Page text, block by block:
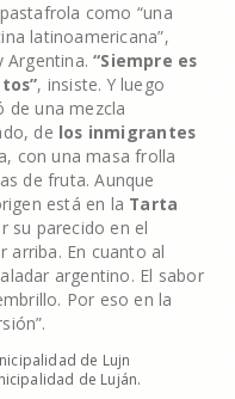
como “una
latinoamericana”,
Argentina.“Siempre es
, insiste. Y luego
de una mezcla
de los inmigrantes
con una masa frolla
de fruta. Aunque
está en la Tarta
su parecido en el
arriba. En cuanto al
argentino. El sabor
Por eso en la
de Luján.